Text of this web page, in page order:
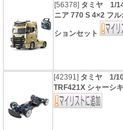
[56378] タミヤ 1/
ニア 770 S 4×2 フ
ションセット
[42391] タミヤ 1/
TRF421X シャーシ